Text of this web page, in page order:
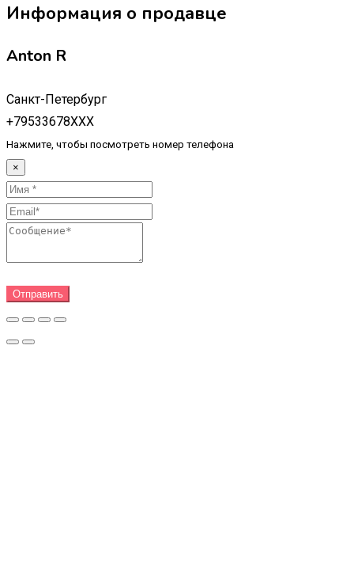
Информация о продавце
Anton R
Санкт-Петербург
+79533678XXX
Нажмите, чтобы посмотреть номер телефона
×
Отправить